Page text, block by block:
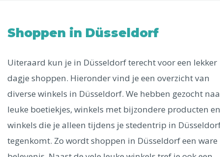
Phoenix
Shoppen in Düsseldorf
Uiteraard kun je in Düsseldorf terecht voor een lekker
dagje shoppen. Hieronder vind je een overzicht van
diverse winkels in Düsseldorf. We hebben gezocht
leuke boetiekjes, winkels met bijzondere producten en
winkels die je alleen tijdens je stedentrip in
tegenkomt. Zo wordt shoppen in Düsseldorf een ware